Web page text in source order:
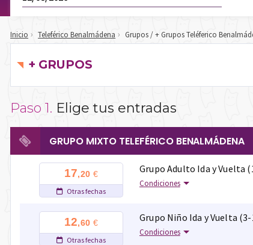
Inicio Teleférico Benalmádena Grupos / + Grupos Teléferico
+ GRUPOS
Paso 1. Elige tus entradas
GRUPO MIXTO TELEFÉRICO BENALMÁDENA
17,20 €
Otras fechas
Grupo Adulto Ida y Vuelta
Condiciones
12,60 €
Otras fechas
Grupo Niño Ida y Vuelta
Condiciones